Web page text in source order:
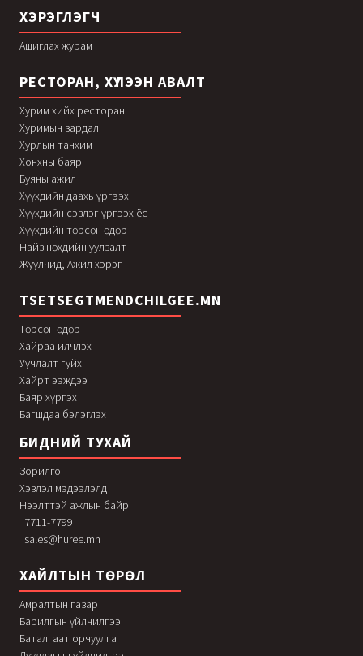
ХЭРЭГЛЭГЧ
Ашиглах журам
РЕСТОРАН, ХҮЛЭЭН АВАЛТ
Хурим хийх ресторан
Хуримын зардал
Хурлын танхим
Хонхны баяр
Буяны ажил
Хүүхдийн даахь үргээх
Хүүхдийн сэвлэг үргээх ёс
Хүүхдийн төрсөн өдөр
Найз нөхдийн уулзалт
Жуулчид, Ажил хэрэг
TSETSEGTMENDCHILGEE.MN
Төрсөн өдөр
Хайраа илчлэх
Уучлалт гуйх
Хайрт ээждээ
Баяр хүргэх
Багшдаа бэлэглэх
БИДНИЙ ТУХАЙ
Зорилго
Хэвлэл мэдээлэлд
Нээлттэй ажлын байр
7711-7799
sales@huree.mn
ХАЙЛТЫН ТӨРӨЛ
Амралтын газар
Барилгын үйлчилгээ
Баталгаат орчуулга